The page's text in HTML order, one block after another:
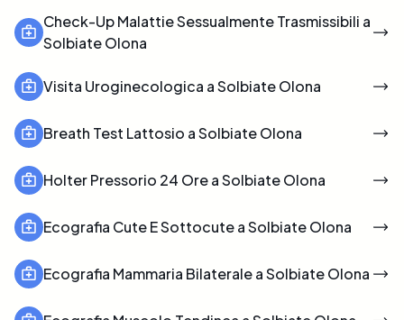
Check-Up Malattie Sessualmente Trasmissibili a
Solbiate Olona
Visita Uroginecologica a Solbiate Olona
Breath Test Lattosio a Solbiate Olona
Holter Pressorio 24 Ore a Solbiate Olona
Ecografia Cute E Sottocute a Solbiate Olona
Ecografia Mammaria Bilaterale a Solbiate Olona